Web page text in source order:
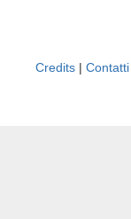
Credits | Contatti